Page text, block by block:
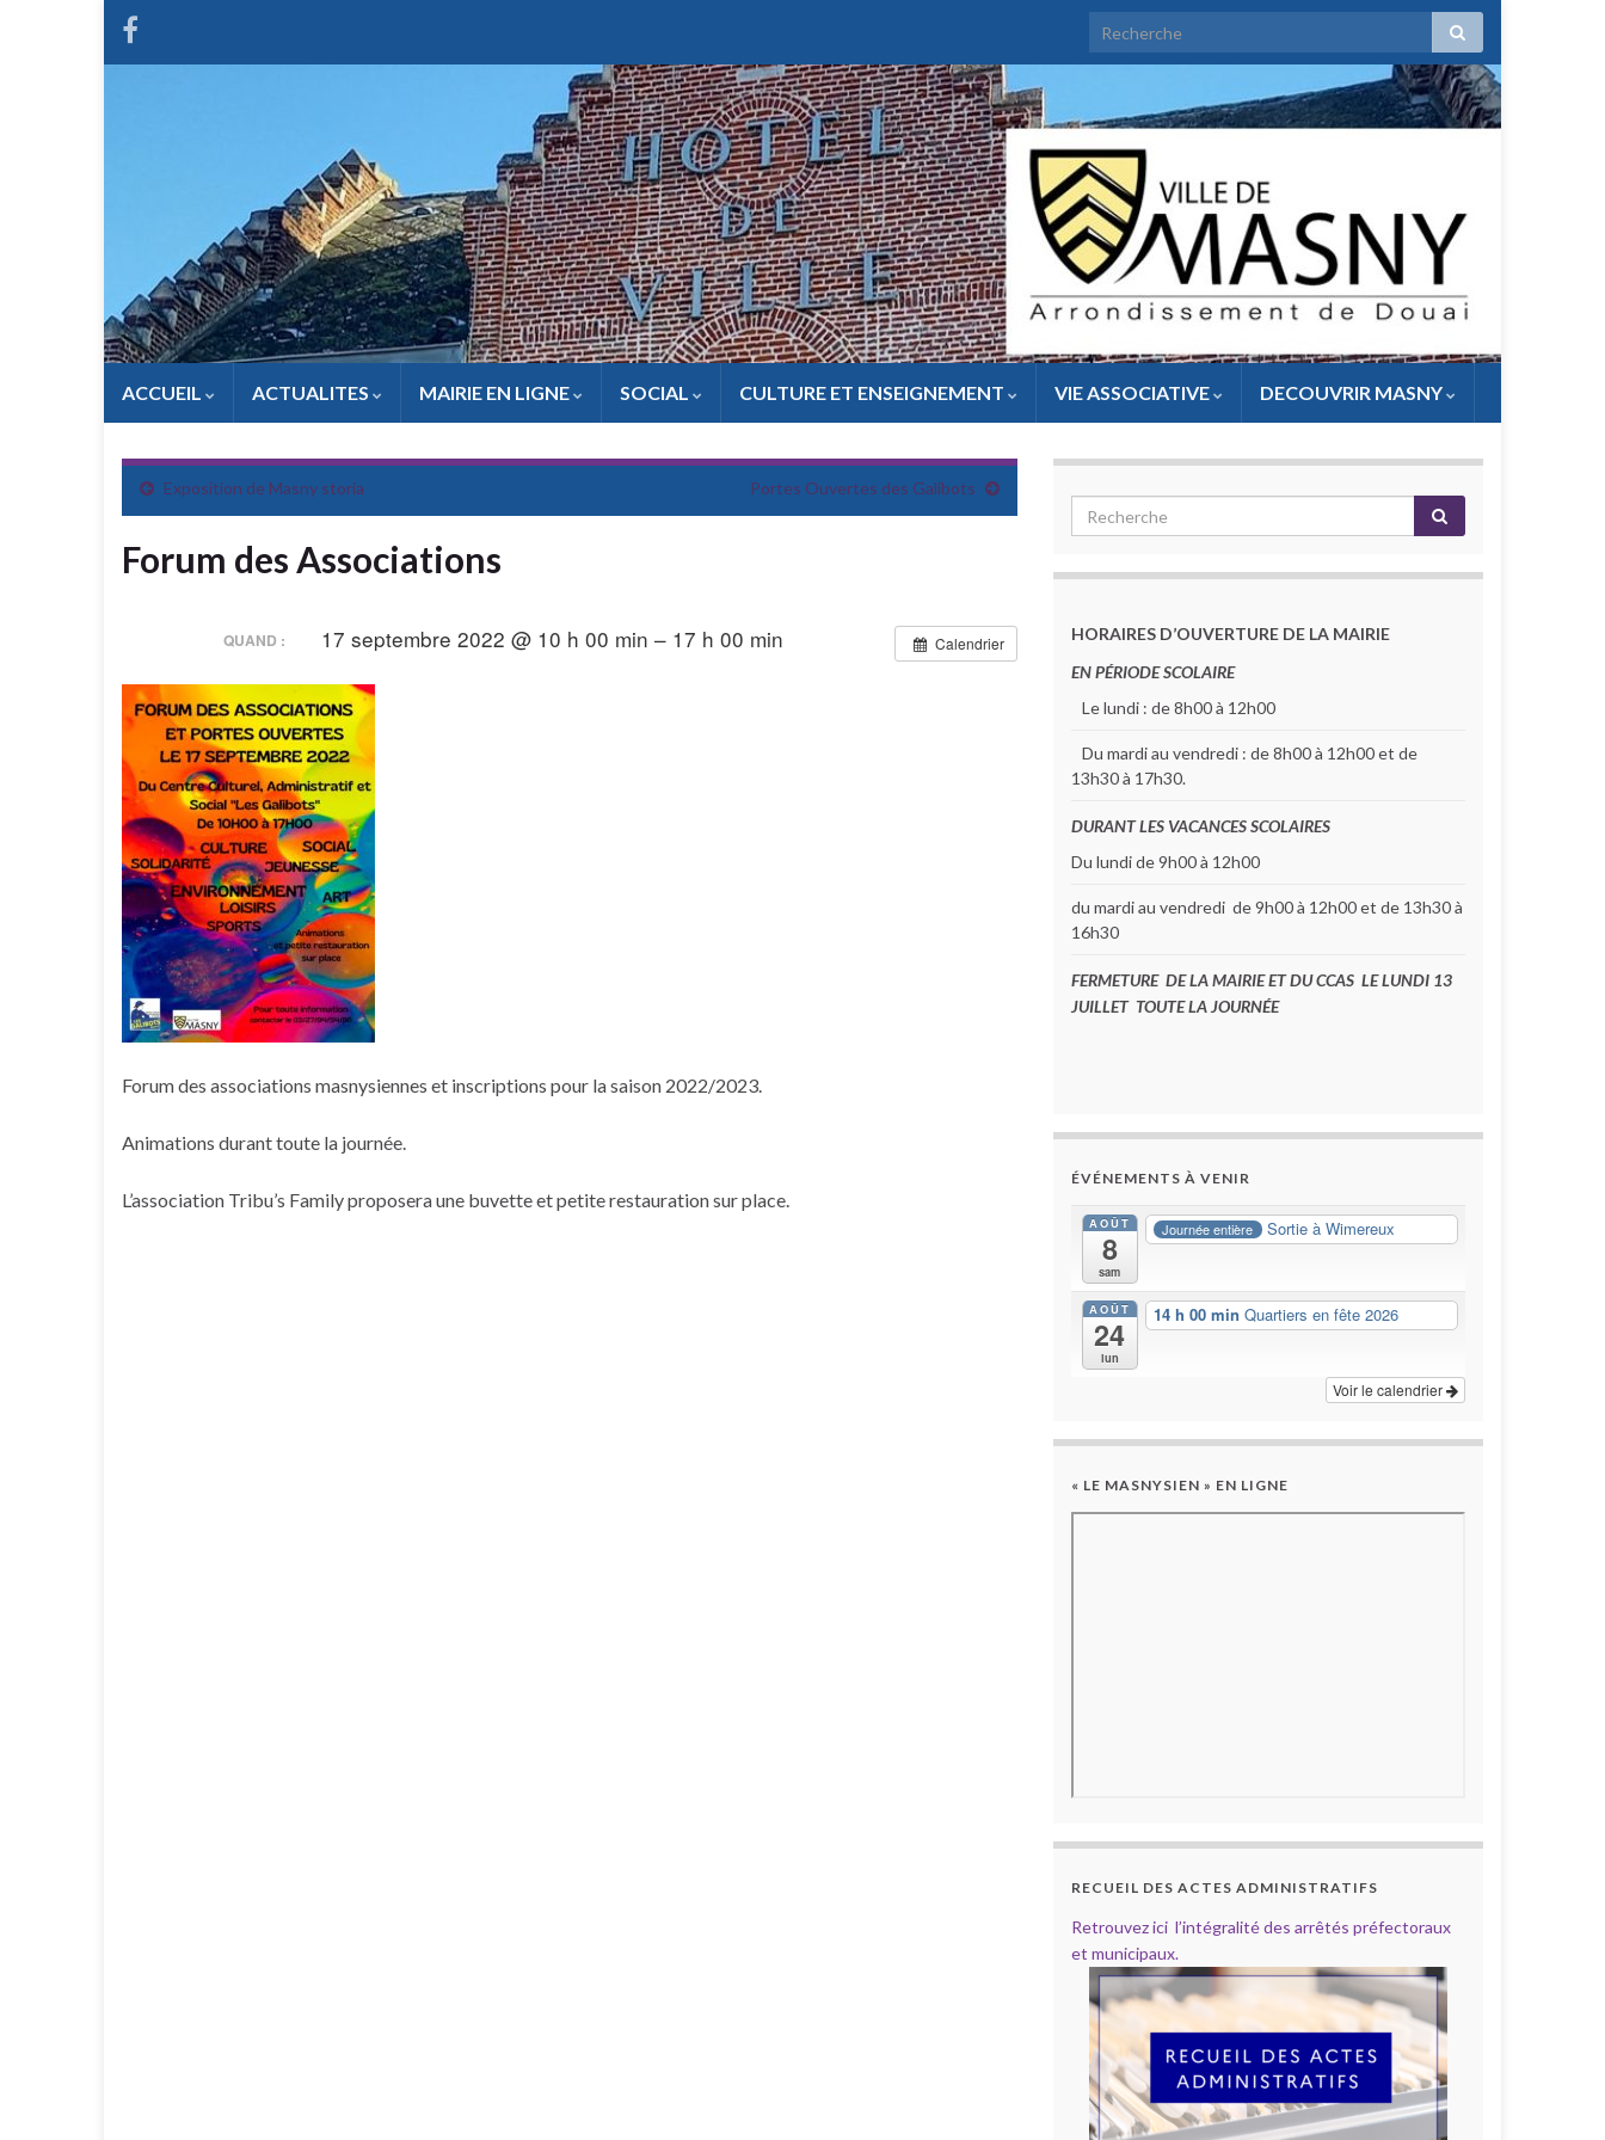
ACCUEIL ACTUALITES MAIRIE EN LIGNE SOCIAL CULTURE ET ENSEIGNEMENT VIE ASSOCIATIVE DECOUVRIR MASNY
Exposition de Masny storia Portes Ouvertes des Galibots
Forum des Associations
Calendrier
QUAND : 17 septembre 2022 @ 10 h 00 min – 17 h 00 min
Forum des associations masnysiennes et inscriptions pour la saison 2022/2023.
Animations durant toute la journée.
L’association Tribu’s Family proposera une buvette et petite restauration sur place.
HORAIRES D’OUVERTURE DE LA MAIRIE
EN PÉRIODE SCOLAIRE
Le lundi : de 8h00 à 12h00
Du mardi au vendredi : de 8h00 à 12h00 et de
13h30 à 17h30.
DURANT LES VACANCES SCOLAIRES
Du lundi de 9h00 à 12h00
du mardi au vendredi de 9h00 à 12h00 et de 13h30 à
16h30
FERMETURE DE LA MAIRIE ET DU CCAS LE LUNDI 13
JUILLET TOUTE LA JOURNÉE
ÉVÉNEMENTS À VENIR
AOÛT
8
sam
Journée entière Sortie à Wimereux
AOÛT
24
lun
14 h 00 min Quartiers en fête 2026
Voir le calendrier
« LE MASNYSIEN » EN LIGNE
RECUEIL DES ACTES ADMINISTRATIFS
Retrouvez ici l’intégralité des arrêtés préfectoraux
et municipaux.